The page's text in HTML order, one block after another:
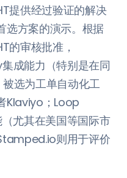
提供经过验证的解决
选方案的演示。根据
的审核批准，
成能力（特别是在同
选为工单自动化工
Klaviyo；Loop
尤其在美国等国际市
则用于评价